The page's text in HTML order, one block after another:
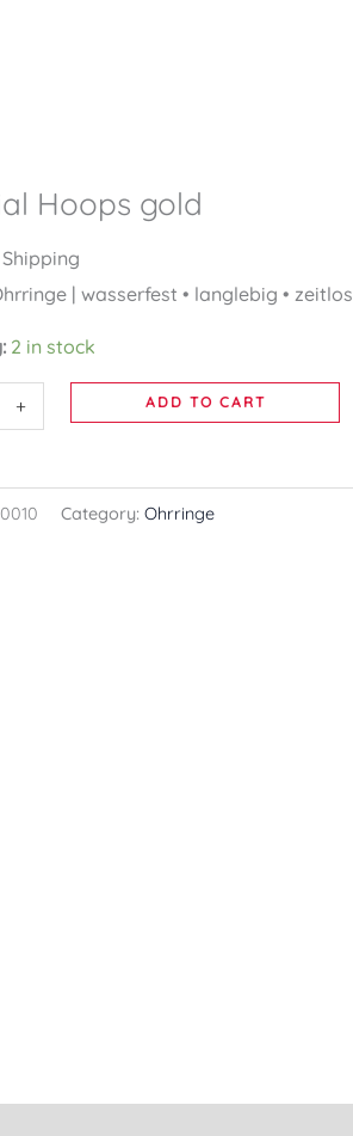
Hoops gold
Shipping
| wasserfest • langlebig • zeitlos
2 in stock
+ ADD TO CART
Category:Ohrringe